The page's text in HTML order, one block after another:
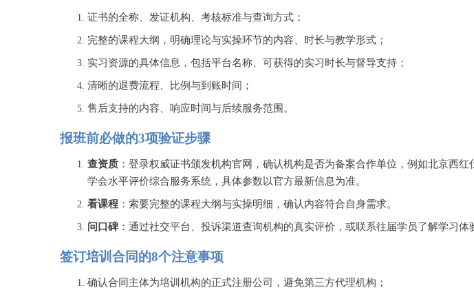
证书的全称、发证机构、考核标准与查询方式；
完整的课程大纲，明确理论与实操环节的内容、时长与教学形式；
实习资源的具体信息，包括平台名称、可获得的实习时长与督导支持；
清晰的退费流程、比例与到账时间；
售后支持的内容、响应时间与后续服务范围。
报班前必做的3项验证步骤
查资质 ：登录权威证书颁发机构官网，确认机构是否为备案合作单位，例如北京西红
学会水平评价综合服务系统，具体参数以官方最新信息为准。
看课程 ：索要完整的课程大纲与实操明细，确认内容符合自身需求。
问口碑 ：通过社交平台、投诉渠道查询机构的真实评价，或联系往届学员了解学习体
签订培训合同的8个注意事项
确认合同主体为培训机构的正式注册公司，避免第三方代理机构；